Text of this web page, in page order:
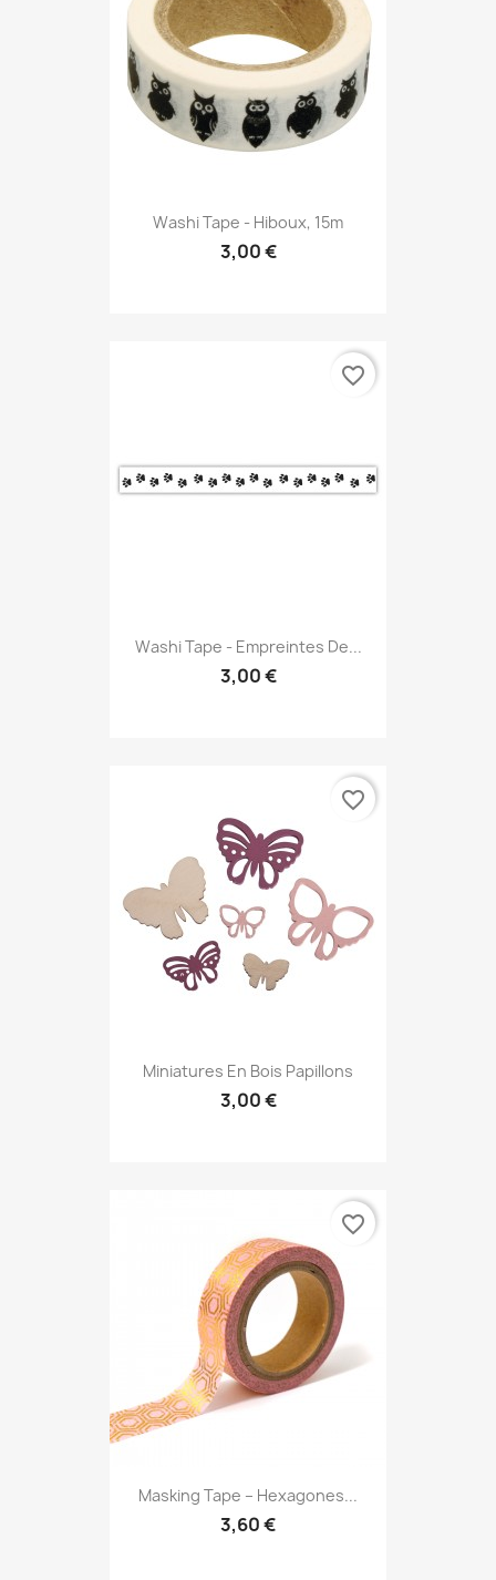
Washi Tape - Hiboux, 15m
3,00 €
Washi Tape - Empreintes De...
3,00 €
favorite_border
Miniatures En Bois Papillons
3,00 €
favorite_border
Masking Tape – Hexagones...
3,60 €
favorite_border